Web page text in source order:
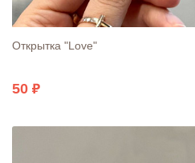
Открытка "Love"
50